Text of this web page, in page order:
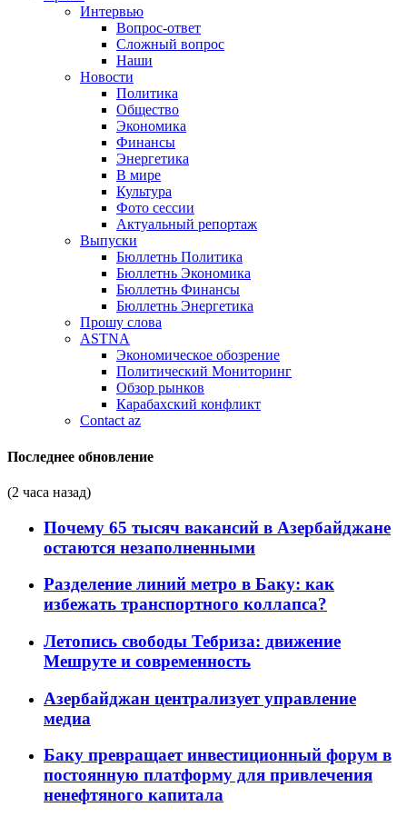
Интервью
Вопрос-ответ
Сложный вопрос
Наши
Новости
Политика
Общество
Экономика
Финансы
Энергетика
В мире
Культура
Фото сессии
Актуальный репортаж
Выпуски
Бюллетнь Политика
Бюллетнь Экономика
Бюллетнь Финансы
Бюллетнь Энергетика
Прошу слова
ASTNA
Экономическое обозрение
Политический Мониторинг
Обзор рынков
Карабахский конфликт
Contact az
Последнее обновление
(2 часа назад)
Почему 65 тысяч вакансий в Азербайджане
остаются незаполненными
Разделение линий метро в Баку: как
избежать транспортного коллапса?
Летопись свободы Тебриза: движение
Мешруте и современность
Азербайджан централизует управление
медиа
Баку превращает инвестиционный форум в
постоянную платформу для привлечения
ненефтяного капитала